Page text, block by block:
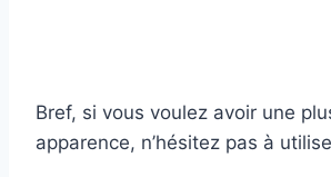
Bref, si vous voulez avoir une
apparence, n’hésitez pas à